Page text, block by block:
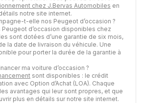
chez J.Bervas Automobiles en
notre site internet.
t-elle nos Peugeot d’occasion ?
d’occasion disponibles chez
sont dotées d’une garantie de six mois,
la date de livraison du véhicule. Une
pour porter la durée de la garantie à
ma voiture d’occasion ?
sont disponibles : le crédit
avec Option d’Achat (LOA). Chaque
avantages qui leur sont propres, et que
plus en détails sur notre site internet.